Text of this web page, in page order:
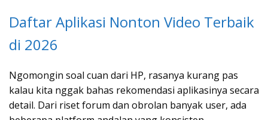
Daftar Aplikasi Nonton Video Terbaik
di 2026
Ngomongin soal cuan dari HP, rasanya kurang pas
kalau kita nggak bahas rekomendasi aplikasinya secara
detail. Dari riset forum dan obrolan banyak user, ada